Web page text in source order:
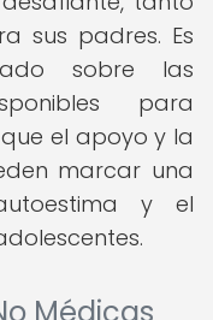
sus padres. Es
sobre las
para
el apoyo y la
marcar una
y el